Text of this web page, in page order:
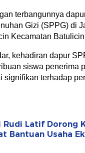
terbangunnya
Gizi (SPPG) di
Kecamatan
kehadiran dapur
siswa penerima
signifikan terhadap
Rudi Latif Dorong
Bantuan Usaha